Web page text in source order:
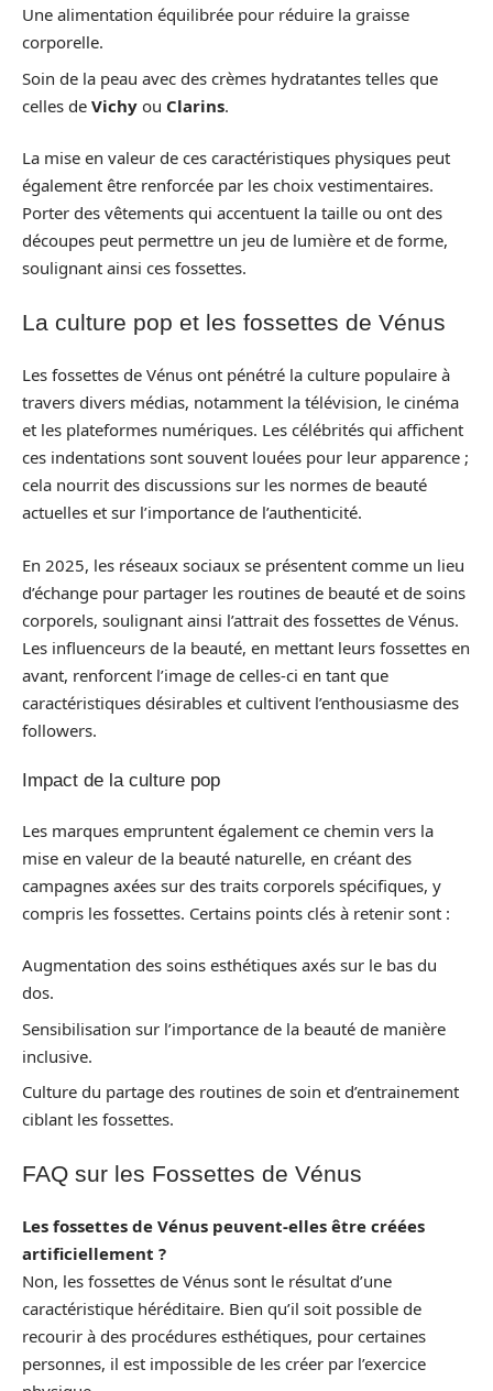
Une alimentation équilibrée pour réduire la graisse
corporelle.
Soin de la peau avec des crèmes hydratantes telles que
celles de Vichy ou Clarins.
La mise en valeur de ces caractéristiques physiques peut
également être renforcée par les choix vestimentaires.
Porter des vêtements qui accentuent la taille ou ont des
découpes peut permettre un jeu de lumière et de forme,
soulignant ainsi ces fossettes.
La culture pop et les fossettes de Vénus
Les fossettes de Vénus ont pénétré la culture populaire à
travers divers médias, notamment la télévision, le cinéma
et les plateformes numériques. Les célébrités qui affichent
ces indentations sont souvent louées pour leur apparence ;
cela nourrit des discussions sur les normes de beauté
actuelles et sur l’importance de l’authenticité.
En 2025, les réseaux sociaux se présentent comme un lieu
d’échange pour partager les routines de beauté et de soins
corporels, soulignant ainsi l’attrait des fossettes de Vénus.
Les influenceurs de la beauté, en mettant leurs fossettes en
avant, renforcent l’image de celles-ci en tant que
caractéristiques désirables et cultivent l’enthousiasme des
followers.
Impact de la culture pop
Les marques empruntent également ce chemin vers la
mise en valeur de la beauté naturelle, en créant des
campagnes axées sur des traits corporels spécifiques, y
compris les fossettes. Certains points clés à retenir sont :
Augmentation des soins esthétiques axés sur le bas du
dos.
Sensibilisation sur l’importance de la beauté de manière
inclusive.
Culture du partage des routines de soin et d’entrainement
ciblant les fossettes.
FAQ sur les Fossettes de Vénus
Les fossettes de Vénus peuvent-elles être créées
artificiellement ?
Non, les fossettes de Vénus sont le résultat d’une
caractéristique héréditaire. Bien qu’il soit possible de
recourir à des procédures esthétiques, pour certaines
personnes, il est impossible de les créer par l’exercice